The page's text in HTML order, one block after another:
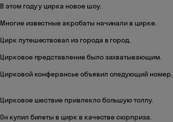
В этом году у цирка новое шоу.
Многие известные акробаты начинали в цирке.
Цирк путешествовал из города в город.
Цирковое представление было захватывающим.
Цирковой конферансье объявил следующий номер.
Цирковое шествие привлекло большую толпу.
Он купил билеты в цирк в качестве сюрприза.